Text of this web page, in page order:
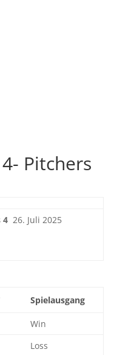
Pitchers
4 26. Juli 2025
Spielausgang
Win
Loss